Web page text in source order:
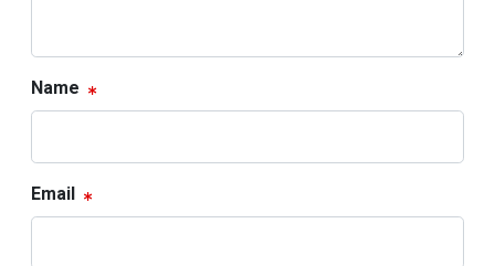
Name
Email